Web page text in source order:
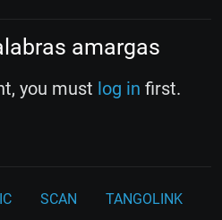
amargas
you must log in first.
SCAN TANGOLINK